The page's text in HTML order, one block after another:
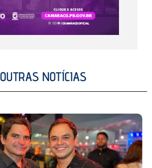
OUTRAS NOTÍCIAS